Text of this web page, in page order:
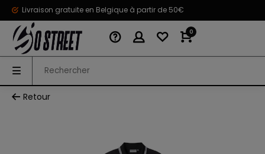
Livraison gratuite en Belgique à partir de 50€
0
Retour